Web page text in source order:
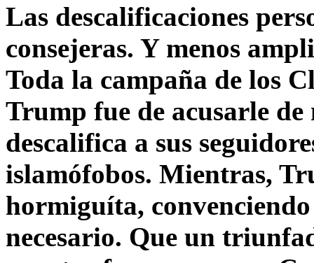
Las descalificaciones
consejeras. Y menos
Toda la campaña de los
Trump fue de acusarle
descalifica a sus
islamófobos. Mientras,
hormiguíta,
necesario. Que un